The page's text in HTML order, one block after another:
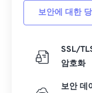
보안에 대한
SSL/
암호화
보안 데